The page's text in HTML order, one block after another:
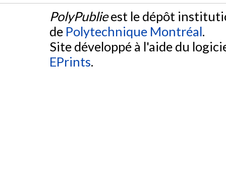
PolyPublieest le dépôt
de Polytechnique Montréal.
Site développé à l'aide du
EPrints.